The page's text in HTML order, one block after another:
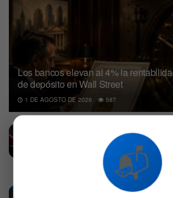
Los bancos elevan al 4% la
de depósito en Wall Street
1 DE AGOSTO DE 2026 587
derivados de riesgo que
colapsos bursátiles
6 DE AGOSTO DE 2026 559
¿Por qué se disparan las
📬